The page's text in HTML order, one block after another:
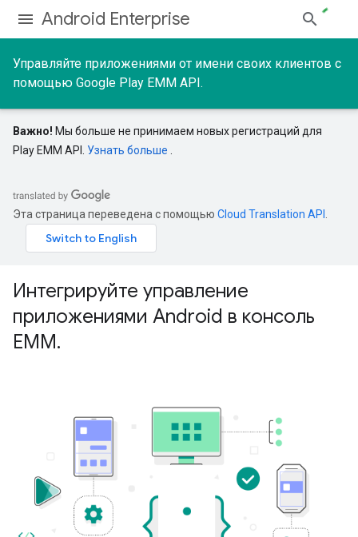
Android Enterprise
Управляйте приложениями от имени своих клиентов с
помощью Google Play EMM API.
Важно! Мы больше не принимаем новых регистраций для
Play EMM API. Узнать больше
Эта страница переведена с помощью Cloud Translation API
Интегрируйте управление
приложениями Android в консоль
EMM.